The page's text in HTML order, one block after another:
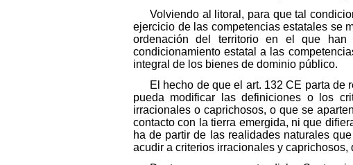
Volviendo al litoral, para que tal
ejercicio de las competencias estatales se
ordenación del territorio en el que han
condicionamiento estatal a las
integral de los bienes de dominio público.
El hecho de que el art. 132 CE parta
pueda modificar las definiciones o los
irracionales o caprichosos, o que se
contacto con la tierra emergida, ni que
ha de partir de las realidades naturales
acudir a criterios irracionales y